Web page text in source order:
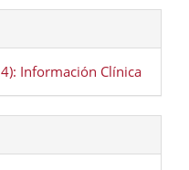
Información Clínica